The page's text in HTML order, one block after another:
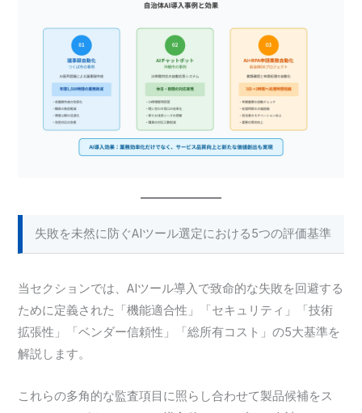
失敗を未然に防ぐAIツール選定における5つの評価基準
当セクションでは、AIツール導入で致命的な失敗を回避する
ために定義された「機能適合性」「セキュリティ」「技術
拡張性」「ベンダー信頼性」「総所有コスト」の5大基準を
解説します。
これらの多角的な監査項目に照らし合わせて製品候補をス